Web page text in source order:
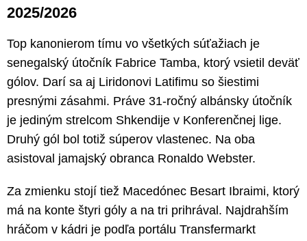
2025/2026
Top kanonierom tímu vo všetkých súťažiach je
senegalský útočník Fabrice Tamba, ktorý vsietil deväť
gólov. Darí sa aj Liridonovi Latifimu so šiestimi
presnými zásahmi. Práve 31-ročný albánsky útočník
je jediným strelcom Shkendije v Konferenčnej lige.
Druhý gól bol totiž súperov vlastenec. Na oba
asistoval jamajský obranca Ronaldo Webster.
Za zmienku stojí tiež Macedónec Besart Ibraimi, ktorý
má na konte štyri góly a na tri prihrával. Najdrahším
hráčom v kádri je podľa portálu Transfermarkt